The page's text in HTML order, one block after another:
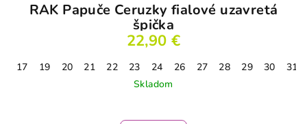
RAK Papuče Ceruzky fialové uzavretá
špička
22,90 €
17 19 20 21 22 23 24 26 27 28 29 30
31
Skladom